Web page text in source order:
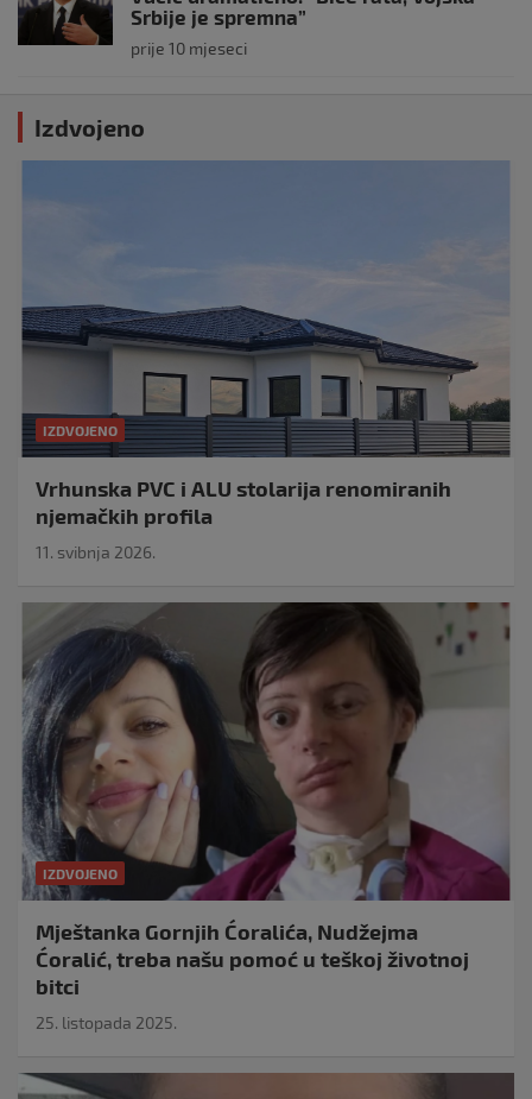
Srbije je spremna”
prije 10 mjeseci
Izdvojeno
IZDVOJENO
Vrhunska PVC i ALU stolarija renomiranih
njemačkih profila
11. svibnja 2026.
IZDVOJENO
Mještanka Gornjih Ćoralića, Nudžejma
Ćoralić, treba našu pomoć u teškoj životnoj
bitci
25. listopada 2025.